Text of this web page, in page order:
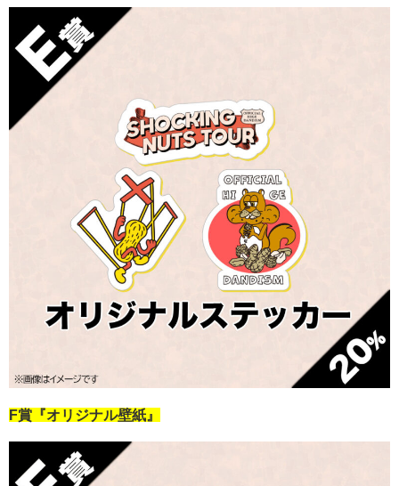
F賞『オリジナル壁紙』